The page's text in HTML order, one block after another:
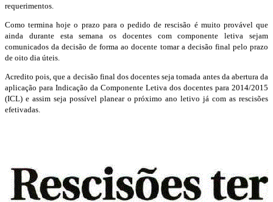
requerimentos.
Como termina hoje o prazo para o pedido de rescisão é muito provável que
ainda durante esta semana os docentes com componente letiva sejam
comunicados da decisão de forma ao docente tomar a decisão final pelo prazo
de oito dia úteis.
Acredito pois, que a decisão final dos docentes seja tomada antes da abertura da
aplicação para Indicação da Componente Letiva dos docentes para 2014/2015
(ICL) e assim seja possível planear o próximo ano letivo já com as rescisões
efetivadas.